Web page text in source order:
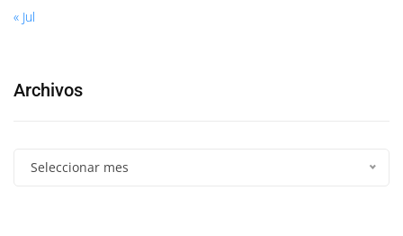
« Jul
Archivos
Seleccionar mes